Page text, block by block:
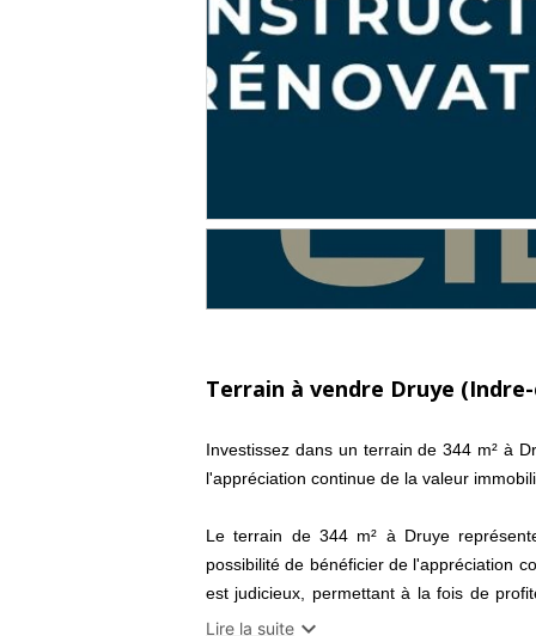
Terrain à vendre Druye
Investissez dans un terrain de 344 m² à
l'appréciation continue de la valeur
Le terrain de 344 m² à Druye
possibilité de bénéficier de l'appréciation
est judicieux, permettant à la fois de
propre maison ou de la louer. N'attendez
Lire la suite 